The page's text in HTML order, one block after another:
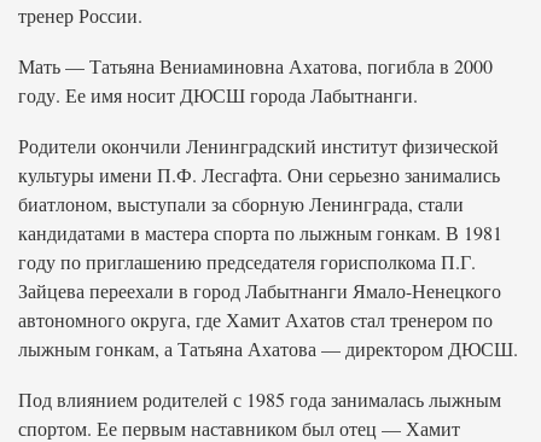
тренер России.
Мать — Татьяна Вениаминовна Ахатова, погибла в 2000
году. Ее имя носит ДЮСШ города Лабытнанги.
Родители окончили Ленинградский институт физической
культуры имени П.Ф. Лесгафта. Они серьезно занимались
биатлоном, выступали за сборную Ленинграда, стали
кандидатами в мастера спорта по лыжным гонкам. В 1981
году по приглашению председателя горисполкома П.Г.
Зайцева переехали в город Лабытнанги Ямало-Ненецкого
автономного округа, где Хамит Ахатов стал тренером по
лыжным гонкам, а Татьяна Ахатова — директором ДЮСШ.
Под влиянием родителей с 1985 года занималась лыжным
спортом. Ее первым наставником был отец — Хамит